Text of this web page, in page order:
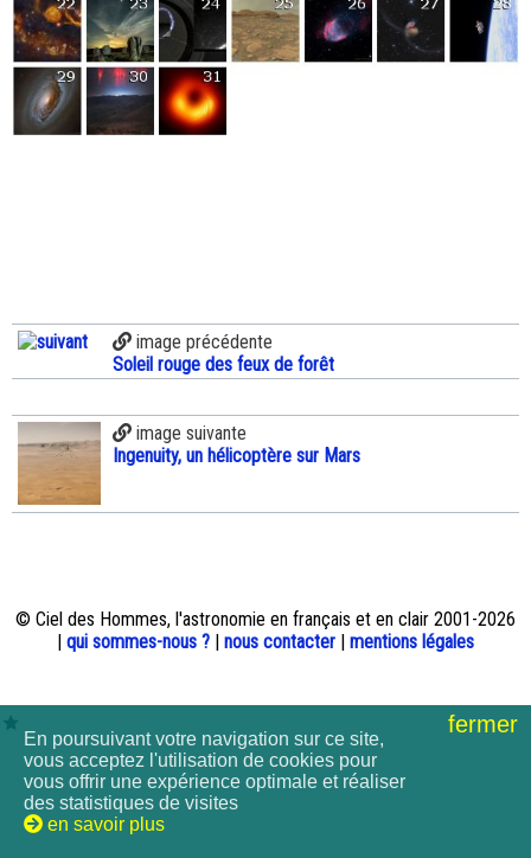
image précédente
Soleil rouge des feux de forêt
image suivante
Ingenuity, un hélicoptère sur Mars
© Ciel des Hommes, l'astronomie en français et en clair 2001-2026
| qui sommes-nous ? | nous contacter | mentions légales
fermer
En poursuivant votre navigation sur ce site,
vous acceptez l'utilisation de cookies pour
vous offrir une expérience optimale et réaliser
des statistiques de visites
en savoir plus